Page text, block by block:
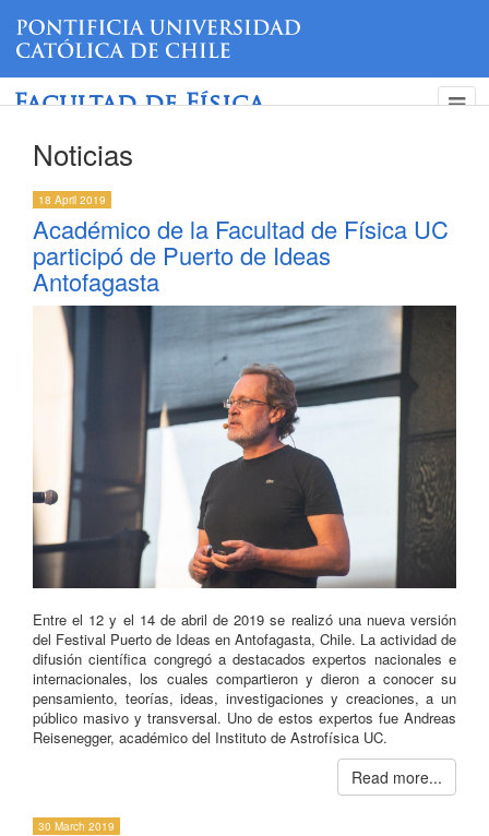
Facultad de Física
Noticias
18 April 2019
Académico de la Facultad de Física UC
participó de Puerto de Ideas
Antofagasta
Entre el 12 y el 14 de abril de 2019 se realizó una nueva versión
del Festival Puerto de Ideas en Antofagasta, Chile. La actividad de
difusión científica congregó a destacados expertos nacionales e
internacionales, los cuales compartieron y dieron a conocer su
pensamiento, teorías, ideas, investigaciones y creaciones, a un
público masivo y transversal. Uno de estos expertos fue Andreas
Reisenegger, académico del Instituto de Astrofísica UC.
Read more...
30 March 2019